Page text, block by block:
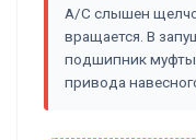
A/C слышен
вращается. В
подшипник
привода